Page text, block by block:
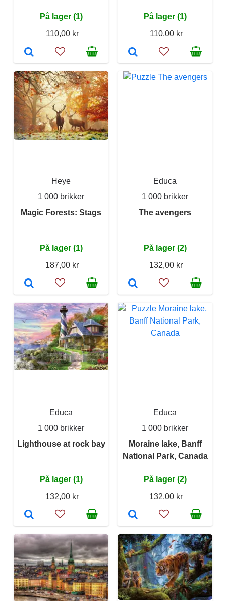
På lager (1)
110,00 kr
På lager (1)
110,00 kr
Heye
1 000 brikker
Magic Forests: Stags
På lager (1)
187,00 kr
Educa
1 000 brikker
The avengers
På lager (2)
132,00 kr
Educa
1 000 brikker
Lighthouse at rock bay
På lager (1)
132,00 kr
Educa
1 000 brikker
Moraine lake, Banff
National Park, Canada
På lager (2)
132,00 kr